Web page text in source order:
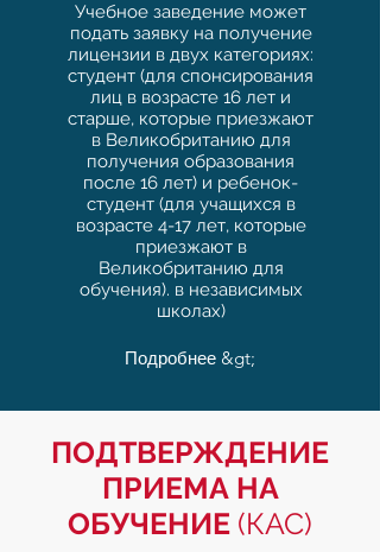
Учебное заведение может
подать заявку на получение
лицензии в двух категориях:
студент (для спонсирования
лиц в возрасте 16 лет и
старше, которые приезжают
в Великобританию для
получения образования
после 16 лет) и ребенок-
студент (для учащихся в
возрасте 4-17 лет, которые
приезжают в
Великобританию для
обучения). в независимых
школах)
Подробнее &gt;
ПОДТВЕРЖДЕНИЕ
ПРИЕМА НА
ОБУЧЕНИЕ (КАС)